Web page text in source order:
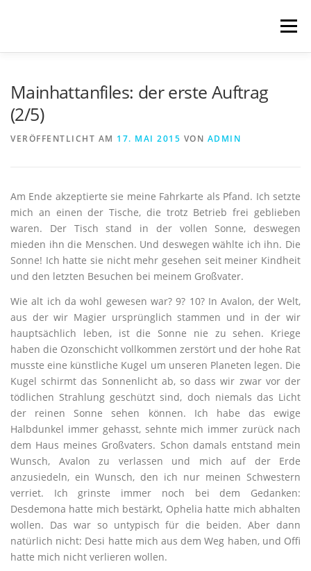
Menü
Mainhattanfiles: der erste Auftrag
(2/5)
VERÖFFENTLICHT AM 17. MAI 2015 VON ADMIN
Am Ende akzeptierte sie meine Fahrkarte als Pfand. Ich setzte
mich an einen der Tische, die trotz Betrieb frei geblieben
waren. Der Tisch stand in der vollen Sonne, deswegen
mieden ihn die Menschen. Und deswegen wählte ich ihn. Die
Sonne! Ich hatte sie nicht mehr gesehen seit meiner Kindheit
und den letzten Besuchen bei meinem Großvater.
Wie alt ich da wohl gewesen war? 9? 10? In Avalon, der Welt,
aus der wir Magier ursprünglich stammen und in der wir
hauptsächlich leben, ist die Sonne nie zu sehen. Kriege
haben die Ozonschicht vollkommen zerstört und der hohe Rat
musste eine künstliche Kugel um unseren Planeten legen. Die
Kugel schirmt das Sonnenlicht ab, so dass wir zwar vor der
tödlichen Strahlung geschützt sind, doch niemals das Licht
der reinen Sonne sehen können. Ich habe das ewige
Halbdunkel immer gehasst, sehnte mich immer zurück nach
dem Haus meines Großvaters. Schon damals entstand mein
Wunsch, Avalon zu verlassen und mich auf der Erde
anzusiedeln, ein Wunsch, den ich nur meinen Schwestern
verriet. Ich grinste immer noch bei dem Gedanken:
Desdemona hatte mich bestärkt, Ophelia hatte mich abhalten
wollen. Das war so untypisch für die beiden. Aber dann
natürlich nicht: Desi hatte mich aus dem Weg haben, und Offi
hatte mich nicht verlieren wollen.